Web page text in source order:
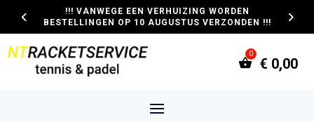
!!! VANWEGE EEN VERHUIZING WORDEN
BESTELLINGEN OP 10 AUGUSTUS VERZONDEN !!!
€ 0,00